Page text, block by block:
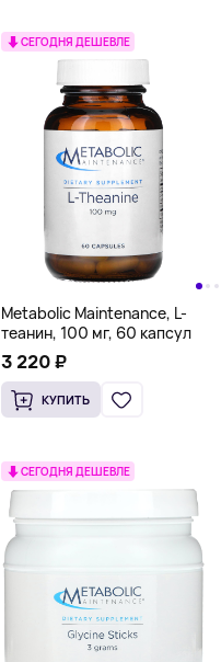
СЕГОДНЯ ДЕШЕВЛЕ
Metabolic Maintenance, L-
теанин, 100 мг, 60 капсул
3 220 ₽
КУПИТЬ
СЕГОДНЯ ДЕШЕВЛЕ